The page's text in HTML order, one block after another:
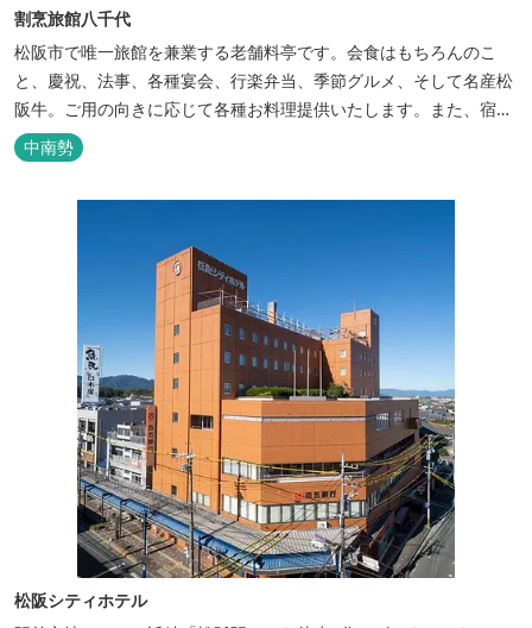
割烹旅館八千代
松阪市で唯一旅館を兼業する老舗料亭です。会食はもちろんのこ
と、慶祝、法事、各種宴会、行楽弁当、季節グルメ、そして名産松
阪牛。ご用の向きに応じて各種お料理提供いたします。また、宿泊
のご用もたまわります。 国登録有形文化財に選ばれた純木造建築で
昔風情をお楽しみください。
中南勢
松阪シティホテル